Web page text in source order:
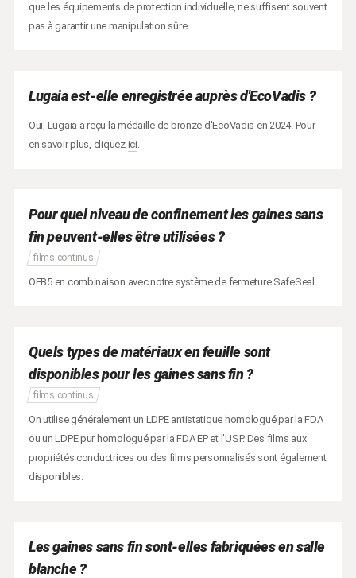
que les équipements de protection individuelle, ne suffisent souvent
pas à garantir une manipulation sûre.
Lugaia est-elle enregistrée auprès d'EcoVadis ?
Oui, Lugaia a reçu la médaille de bronze d'EcoVadis en 2024. Pour
en savoir plus, cliquez ici.
Pour quel niveau de confinement les gaines sans
fin peuvent-elles être utilisées ?
films continus
OEB5 en combinaison avec notre système de fermeture SafeSeal.
Quels types de matériaux en feuille sont
disponibles pour les gaines sans fin ?
films continus
On utilise généralement un LDPE antistatique homologué par la FDA
ou un LDPE pur homologué par la FDA EP et l'USP. Des films aux
propriétés conductrices ou des films personnalisés sont également
disponibles.
Les gaines sans fin sont-elles fabriquées en salle
blanche ?